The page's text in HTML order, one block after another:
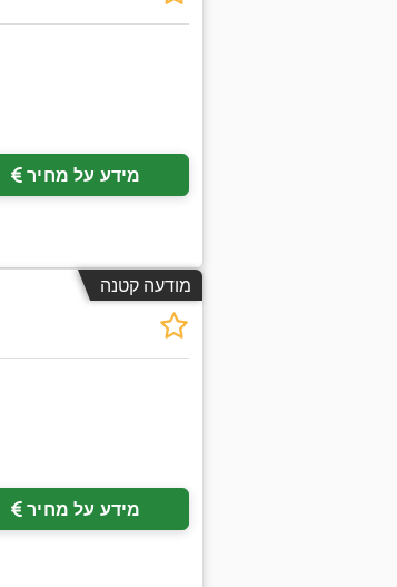
מידע על מחיר
מודעה קטנה
מידע על מחיר